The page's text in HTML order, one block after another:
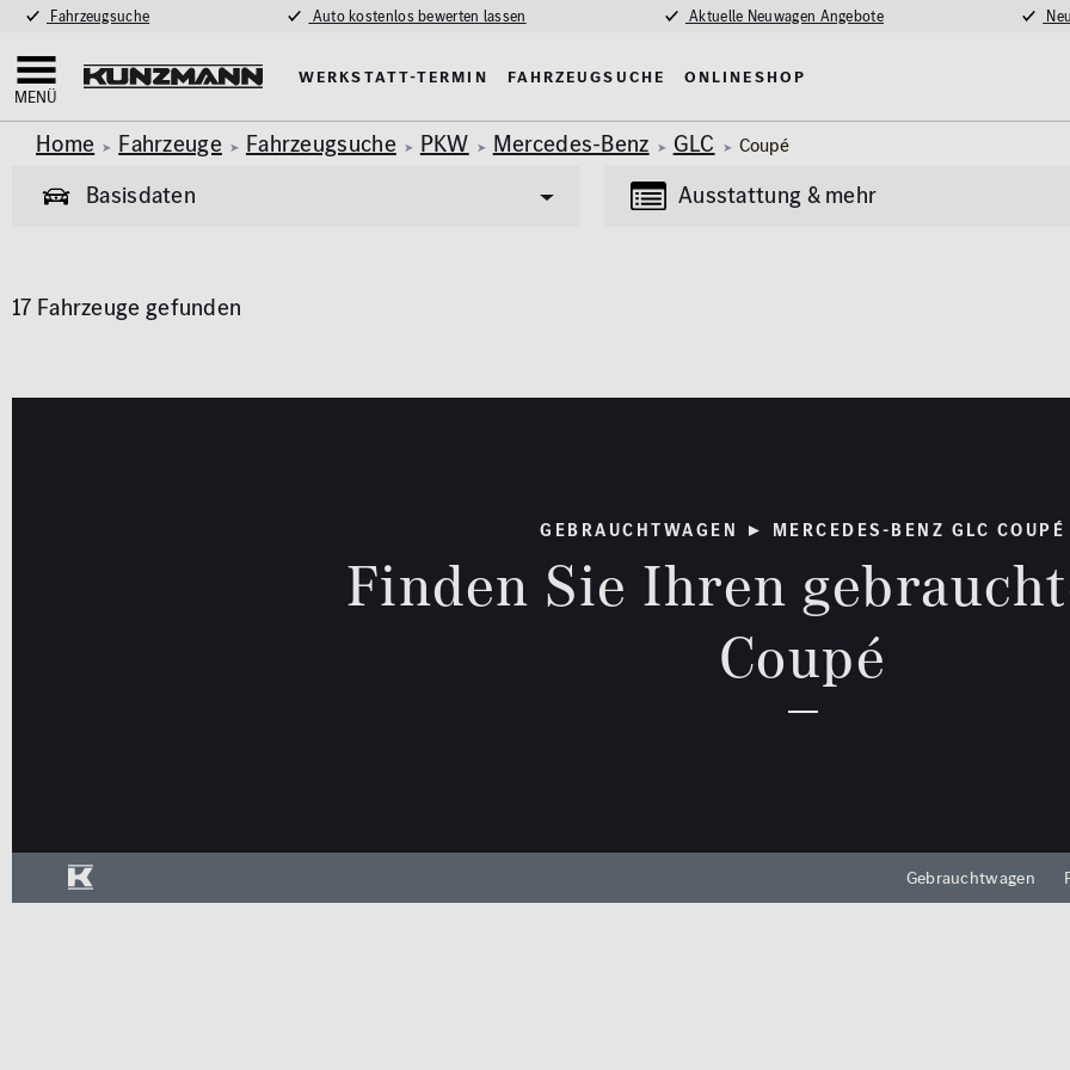
Fahrzeugsuche Auto kostenlos bewerten lassen Aktuelle Neuwagen Angebote
MENÜ
Werkstatt-Termin Fahrzeugsuche Onlineshop
Home Fahrzeuge Fahrzeugsuche PKW Mercedes-Benz GLC Coupé
Basisdaten Ausstattung & mehr
Kleinwagen
Kilometer
0 km
Garantie
Rückfahrkamera
Schiebedach
MB Rent Fahrzeug
17 Fahrzeuge gefunden
GEBRAUCHTWAGEN ► MERCEDES-BENZ GLC COUPÉ
Finden Sie Ihren
Coupé
Gebrauchtwagen